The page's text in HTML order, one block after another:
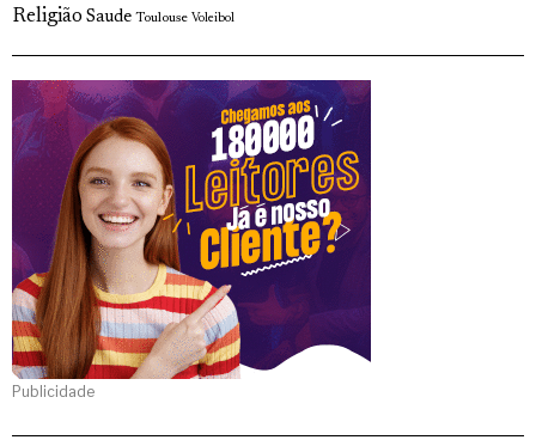
Religião Saude Toulouse Voleibol
Publicidade